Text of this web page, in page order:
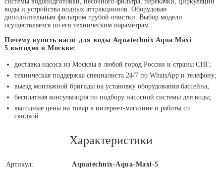
воды и устройства водных аттракционов. Оборудован
дополнительным фильтром грубой очистки. Выбор модели
осуществляется по его техническим параметрам.
Почему купить насос для воды Aquatechnix Aqua Maxi
5 выгодно в Москве:
доставка насоса из Москвы в любой город России и страны СНГ;
техническая поддержка специалиста 24/7 по WhatsApp и телефону;
выезд монтажной бригады на установку оборудования бассейна;
бесплатная консультация по подбору насосной системы для воды;
выгодные цены на товар в интернет-магазине и работы со
скидкой.
Характеристики
Артикул:
Aquatechnix-Aqua-Maxi-5